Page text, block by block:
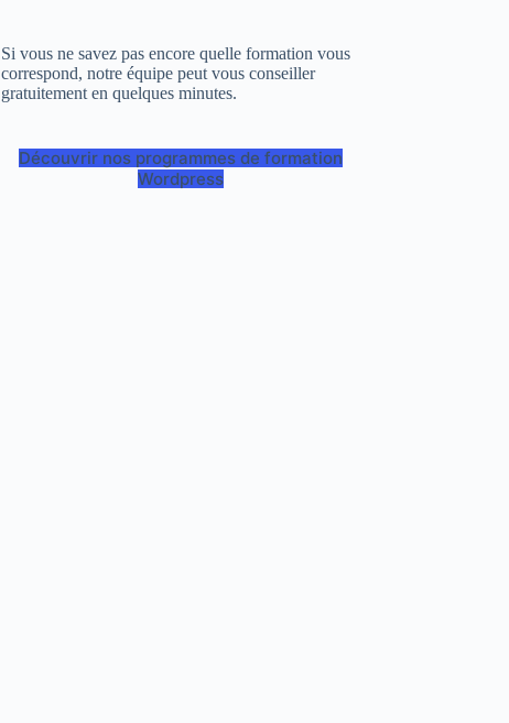
Si vous ne savez pas encore quelle formation vous
correspond, notre équipe peut vous conseiller
gratuitement en quelques minutes.
Découvrir nos programmes de formation
Wordpress